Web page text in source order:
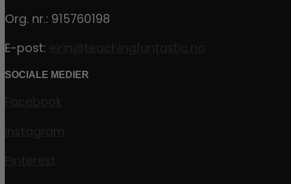
Org. nr.: 915760198
E-post:
SOCIALE MEDIER